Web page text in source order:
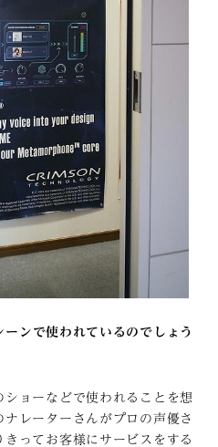
ンで使われているのでしょう
ョーなどで使われることを想
レーターさんがプロの声優さ
ってお客様にサービスをする